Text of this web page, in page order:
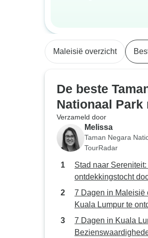
Maleisië overzicht
De beste
Nationaal Park
Verzameld door
Melissa
Taman Negara
TourRadar
Stad naar
ontdekkingstocht
7 Dagen in Maleisië
Kuala Lumpur te
7 Dagen in Kuala